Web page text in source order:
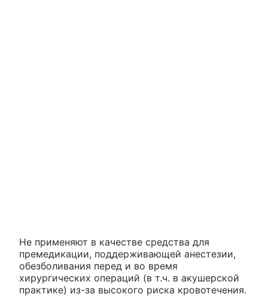
Не применяют в качестве средства для
премедикации, поддерживающей анестезии,
обезболивания перед и во время
хирургических операций (в т.ч. в акушерской
практике) из-за высокого риска кровотечения.